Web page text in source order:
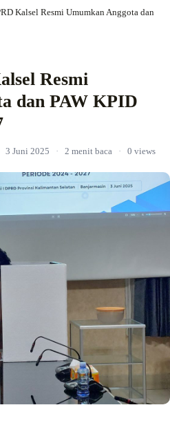
Kalsel Resmi Umumkan Anggota dan
Resmi
dan PAW KPID
3 Juni 2025 · 2 menit baca · 0 views